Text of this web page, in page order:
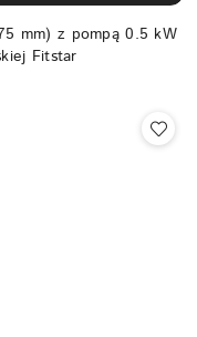
mm) z pompą 0.5 kW
Fitstar